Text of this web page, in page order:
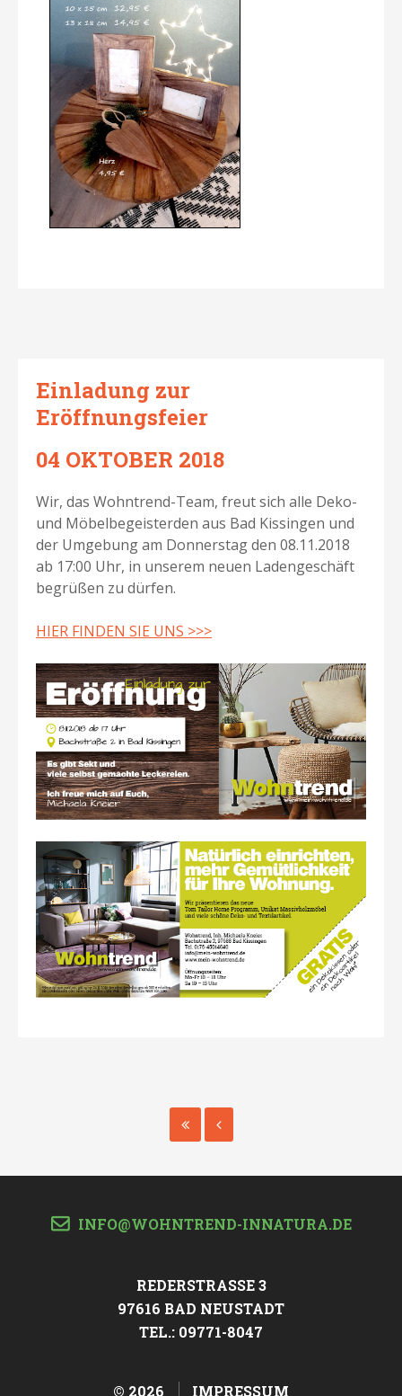
Einladung zur
Eröffnungsfeier
04 OKTOBER 2018
Wir, das Wohntrend-Team, freut sich alle Deko-
und Möbelbegeisterden aus Bad Kissingen und
der Umgebung am Donnerstag den 08.11.2018
ab 17:00 Uhr, in unserem neuen Ladengeschäft
begrüßen zu dürfen.
HIER FINDEN SIE UNS >>>
INFO@WOHNTREND-INNATURA.DE
REDERSTRASSE 3
97616 BAD NEUSTADT
TEL.: 09771-8047
© 2026 IMPRESSUM